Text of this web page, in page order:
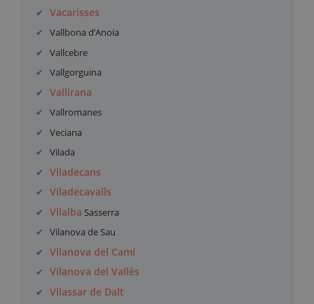
Vacarisses
Vallbona d’Anoia
Vallcebre
Vallgorguina
Vallirana
Vallromanes
Veciana
Vilada
Viladecans
Viladecavalls
Vilalba Sasserra
Vilanova de Sau
Vilanova del Camí
Vilanova del Vallès
Vilassar de Dalt